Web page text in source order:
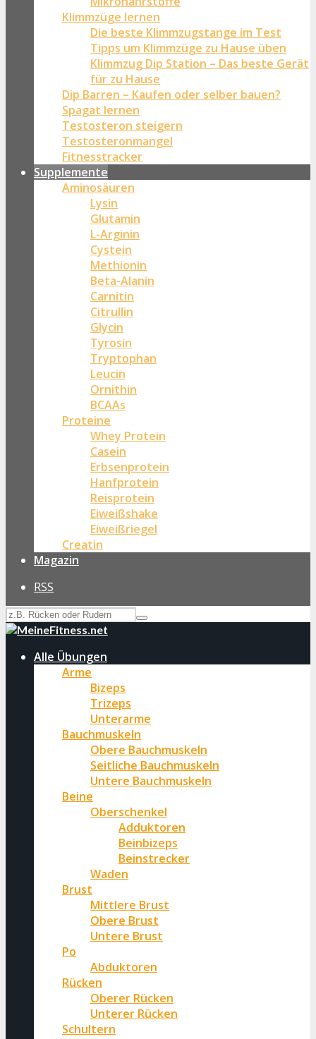
Klimmzüge lernen
Die beste Klimmzugstange im Test
Tipps um Klimmzüge zu Hause üben
Klimmzug Dip Station – Das beste Gerät
für zu Hause
Dip Barren – Kaufen oder selber bauen?
Spagat lernen
Testosteron steigern
Testosteronmangel
Fitnesstracker
Supplemente
Aminosäuren
Lysin
Glutamin
L-Arginin
Cystein
Methionin
Beta-Alanin
Carnitin
Citrullin
Glycin
Tyrosin
Tryptophan
Leucin
Ornithin
BCAAs
Proteine
Whey Protein
Casein
Erbsenprotein
Hanfprotein
Reisprotein
Eiweißshake
Eiweißriegel
Creatin
Magazin
RSS
Alle Übungen
Arme
Bizeps
Trizeps
Unterarme
Bauchmuskeln
Obere Bauchmuskeln
Seitliche Bauchmuskeln
Untere Bauchmuskeln
Beine
Oberschenkel
Adduktoren
Beinbizeps
Beinstrecker
Waden
Brust
Mittlere Brust
Obere Brust
Untere Brust
Po
Abduktoren
Rücken
Oberer Rücken
Unterer Rücken
Schultern